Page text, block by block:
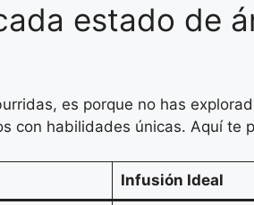
estado de
es porque no has
con habilidades únicas. Aquí te
Infusión Ideal